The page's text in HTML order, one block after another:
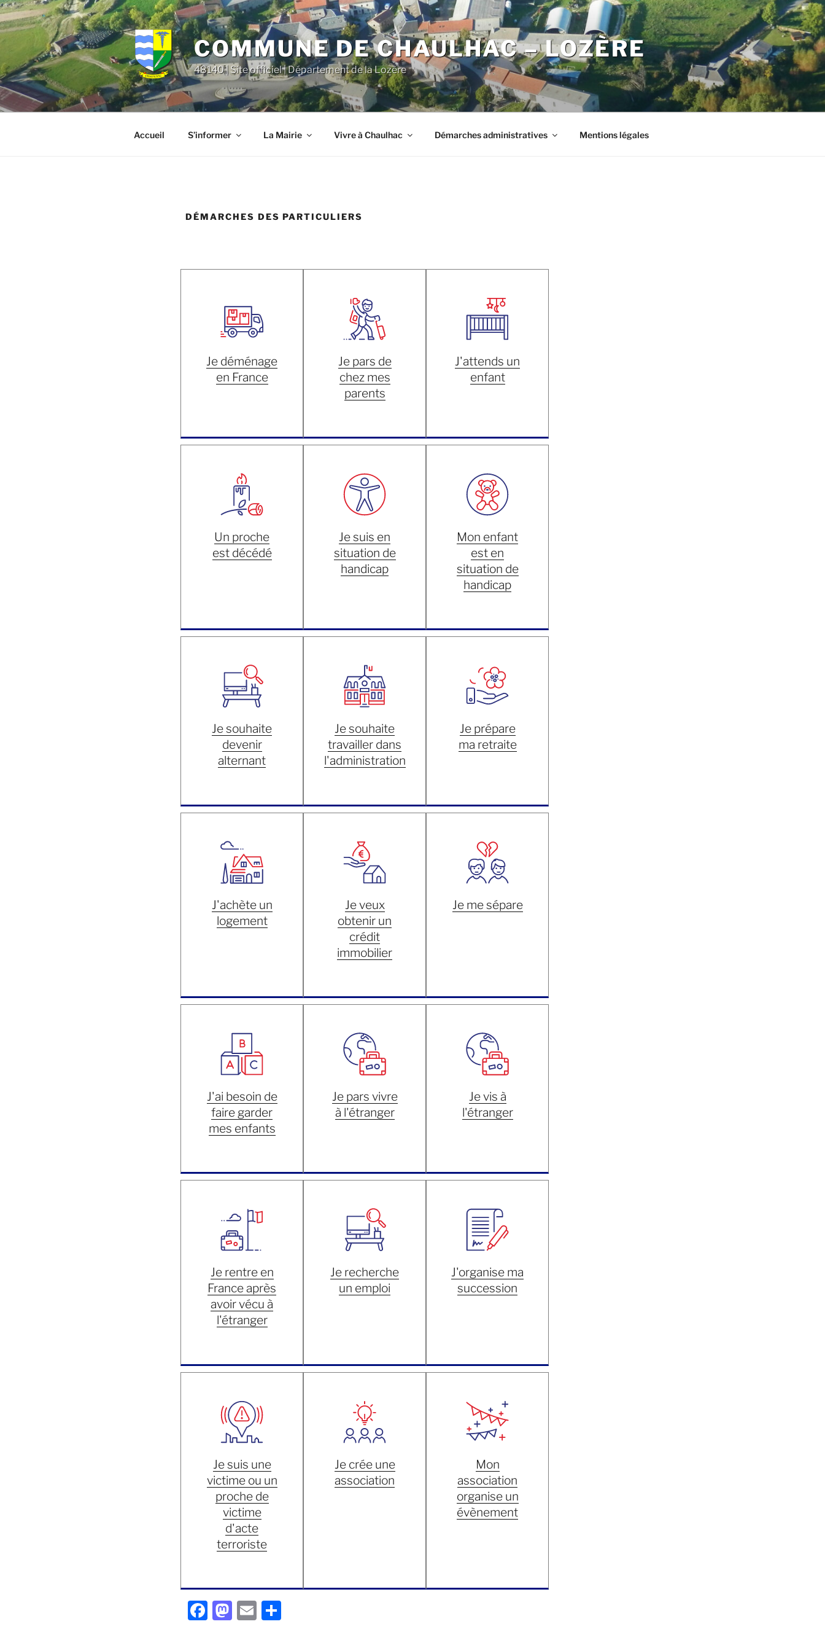
principal
Aller
au
contenu
principal
COMMUNE DE CHAULHAC – LOZÈRE
48140 | Site officiel | Département de la Lozère
Accueil S’informer La Mairie Vivre à Chaulhac Démarches administratives Mentions légales
DÉMARCHES DES PARTICULIERS
Je déménage
en France
Je pars de
chez mes
parents
J'attends un
enfant
Un proche
est décédé
Je suis en
situation de
handicap
Mon enfant
est en
situation de
handicap
Je souhaite
devenir
alternant
Je souhaite
travailler dans
l'administration
Je prépare
ma retraite
J'achète un
logement
Je veux
obtenir un
crédit
immobilier
Je me sépare
J'ai besoin de
faire garder
mes enfants
Je pars vivre
à l'étranger
Je vis à
l'étranger
Je rentre en
France après
avoir vécu à
l'étranger
Je recherche
un emploi
J'organise ma
succession
Je suis une
victime ou un
proche de
victime
d'acte
terroriste
Je crée une
association
Mon
association
organise un
évènement
F
M E